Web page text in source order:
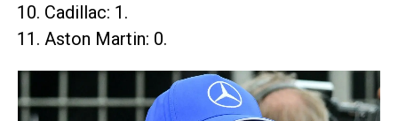
Cadillac: 1.
Aston Martin: 0.